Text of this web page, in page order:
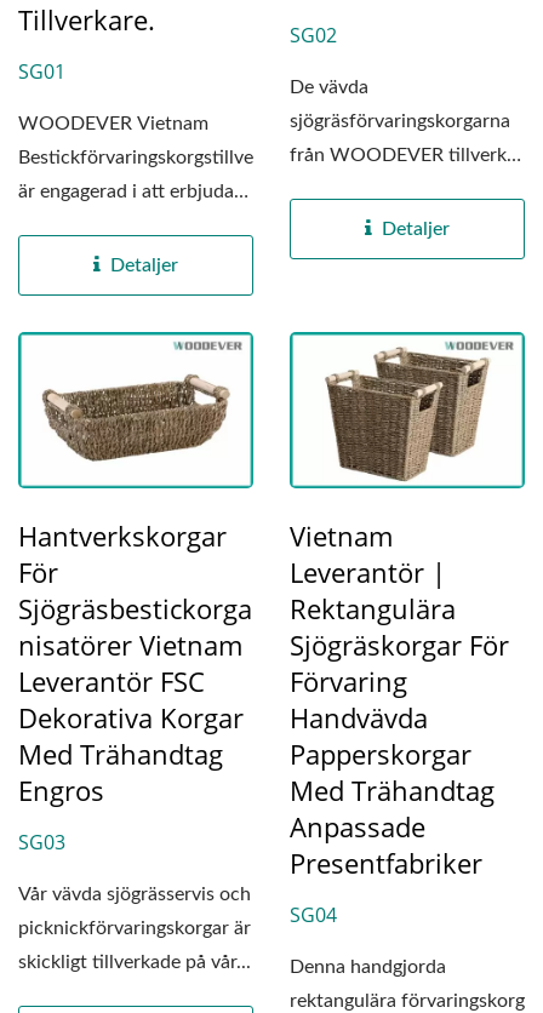
Tillverkare.
SG01
WOODEVER Vietnam
Bestickförvaringskorgstillverkare
är engagerad i att erbjuda
Detaljer
SG02
De vävda
sjögräsförvaringskorgarna
från WOODEVER tillverkas
Detaljer
Hantverkskorgar
För
Sjögräsbestickorga
Nisatörer Vietnam
Leverantör FSC
Dekorativa Korgar
Med Trähandtag
Engros
SG03
Vår vävda sjögrässervis och
picknickförvaringskorgar är
skickligt tillverkade på vår...
Vietnam
Leverantör |
Rektangulära
Sjögräskorgar För
Förvaring
Handvävda
Papperskorgar
Med Trähandtag
Anpassade
Presentfabriker
SG04
Denna handgjorda
rektangulära förvaringskorg